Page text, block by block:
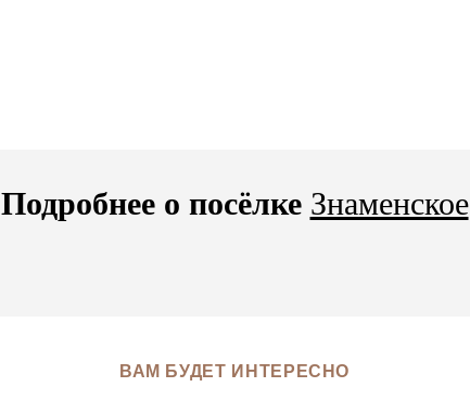
Подробнее о посёлке Знаменское
ВАМ БУДЕТ ИНТЕРЕСНО